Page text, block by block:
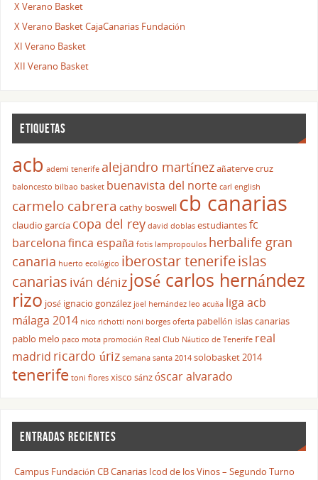
X Verano Basket
X Verano Basket CajaCanarias Fundación
XI Verano Basket
XII Verano Basket
ETIQUETAS
acb ademi tenerife alejandro martínezañaterve cruz
baloncesto bilbao basket buenavista del norte carl english
carmelo cabrera cathy boswell cb canarias
claudio garcía copa del rey david doblas estudiantesfc
barcelonafinca españa fotis lampropoulos herbalife gran
canaria huerto ecológico iberostar tenerifeislas
canarias iván déniz josé carlos hernández
rizo josé ignacio gonzález jöel hernández leo acuña liga acb
málaga 2014 nico richotti noni borges oferta pabellón islas canarias
pablo melo paco mota promoción Real Club Náutico de Tenerife real
madrid ricardo úriz semana santa 2014 solobasket 2014
tenerife toni flores xisco sánzóscar alvarado
ENTRADAS RECIENTES
Campus Fundación CB Canarias Icod de los Vinos – Segundo Turno